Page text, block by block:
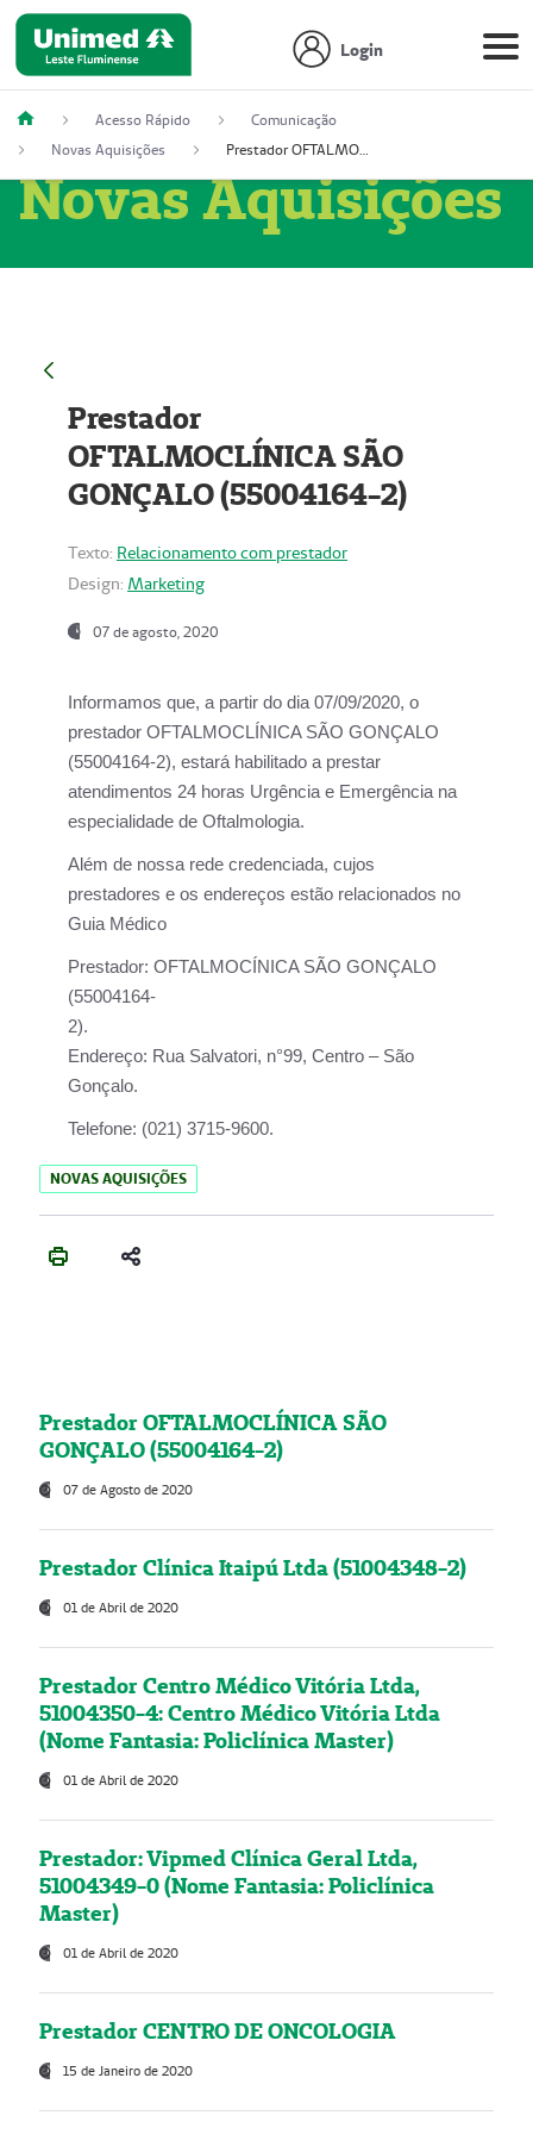
Login
Acesso Rápido
Comunicação
Novas Aquisições
Prestador OFTALMOCLÍNICA SÃO GONÇALO (55004164-2)
Novas Aquisições
Prestador
OFTALMOCLÍNICA SÃO
GONÇALO (55004164-2)
Texto: Relacionamento com prestador
Design: Marketing
07 de agosto, 2020
Informamos que, a partir do dia 07/09/2020, o
prestador OFTALMOCLÍNICA SÃO GONÇALO
(55004164-2), estará habilitado a prestar
atendimentos 24 horas Urgência e Emergência na
especialidade de Oftalmologia.
Além de nossa rede credenciada, cujos
prestadores e os endereços estão relacionados no
Guia Médico
Prestador: OFTALMOCÍNICA SÃO GONÇALO
(55004164-
2).
Endereço: Rua Salvatori, n°99, Centro – São
Gonçalo.
Telefone: (021) 3715-9600.
NOVAS AQUISIÇÕES
Prestador OFTALMOCLÍNICA SÃO
GONÇALO (55004164-2)
07 de Agosto de 2020
Prestador Clínica Itaipú Ltda (51004348-2)
01 de Abril de 2020
Prestador Centro Médico Vitória Ltda,
51004350-4: Centro Médico Vitória Ltda
(Nome Fantasia: Policlínica Master)
01 de Abril de 2020
Prestador: Vipmed Clínica Geral Ltda,
51004349-0 (Nome Fantasia: Policlínica
Master)
01 de Abril de 2020
Prestador CENTRO DE ONCOLOGIA
15 de Janeiro de 2020